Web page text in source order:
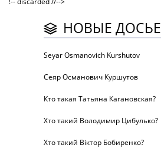
НОВЫЕ ДОСЬЕ
Seyar Osmanovich Kurshutov
Сеяр Османович Куршутов
Кто такая Татьяна Кагановская?
Хто такий Володимир Цибулько?
Хто такий Віктор Бобиренко?